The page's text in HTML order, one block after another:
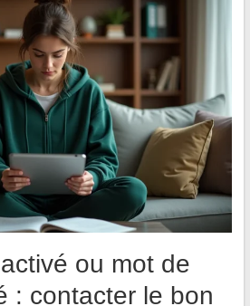
ou mot de
: contacter le bon